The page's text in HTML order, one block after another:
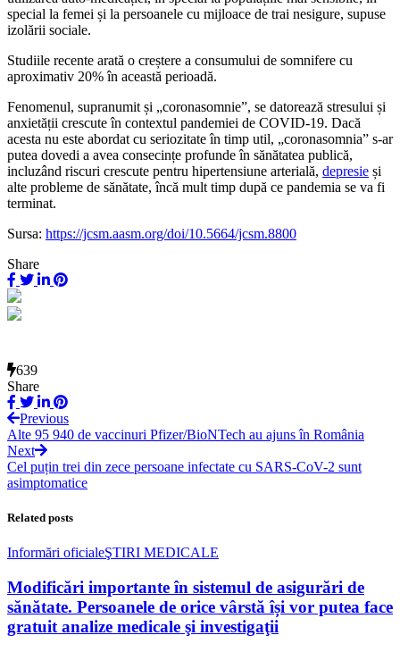
special la femei și la persoanele cu mijloace de trai nesigure, supuse
izolării sociale.
Studiile recente arată o creștere a consumului de somnifere cu
aproximativ 20% în această perioadă.
Fenomenul, supranumit și „coronasomnie”, se datorează stresului și
anxietății crescute în contextul pandemiei de COVID-19. Dacă
acesta nu este abordat cu seriozitate în timp util, „coronasomnia” s-ar
putea dovedi a avea consecințe profunde în sănătatea publică,
incluzând riscuri crescute pentru hipertensiune arterială, depresie și
alte probleme de sănătate, încă mult timp după ce pandemia se va fi
terminat.
Sursa: https://jcsm.aasm.org/doi/10.5664/jcsm.8800
Share
639
Share
Previous
Alte 95 940 de vaccinuri Pfizer/BioNTech au ajuns în România
Next
Cel puțin trei din zece persoane infectate cu SARS-CoV-2 sunt
asimptomatice
Related posts
Informări oficialeŞTIRI MEDICALE
Modificări importante în sistemul de asigurări de
sănătate. Persoanele de orice vârstă își vor putea face
gratuit analize medicale şi investigaţii